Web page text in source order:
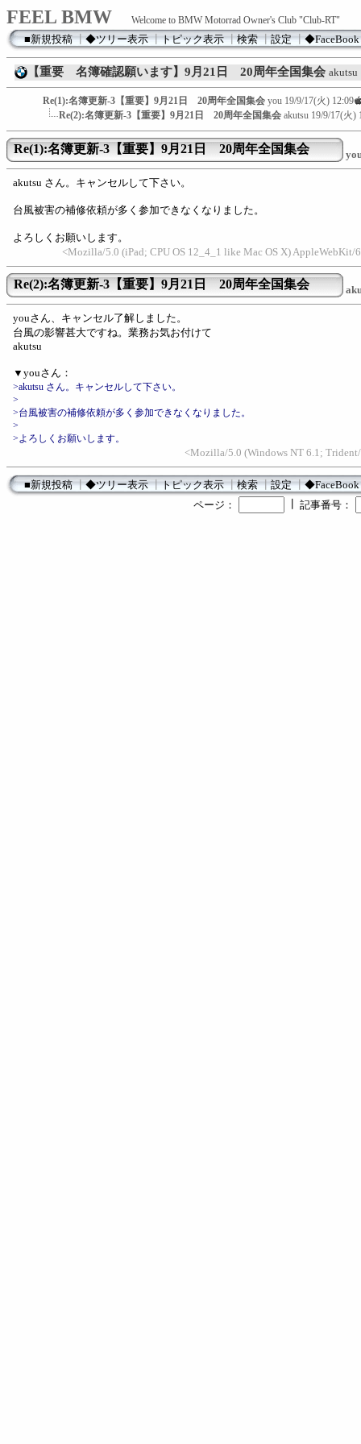
FEEL BMW Welcome to BMW Motorrad Owner's Club "Club-RT"
■新規投稿┃◆ツリー表示┃トピック表示┃検索┃設定┃◆FaceBook
【重要 名簿確認願います】9月21日 20周年全国集会 akutsu
Re(1):名簿更新-3【重要】9月21日 20周年全国集会 you 19/9/17(火) 12:09
Re(2):名簿更新-3【重要】9月21日 20周年全国集会 akutsu 19/9/17(火)
Re(1):名簿更新-3【重要】9月21日 20周年全国集会
akutsu さん。キャンセルして下さい。
台風被害の補修依頼が多く参加できなくなりました。
よろしくお願いします。
<Mozilla/5.0 (iPad; CPU OS 12_4_1 like Mac OS X)
Re(2):名簿更新-3【重要】9月21日 20周年全国集会
youさん、キャンセル了解しました。
台風の影響甚大ですね。業務お気お付けて
akutsu
▼youさん：
>akutsu さん。キャンセルして下さい。
>
>台風被害の補修依頼が多く参加できなくなりました。
>
>よろしくお願いします。
<Mozilla/5.0 (Windows NT 6.1;
■新規投稿┃◆ツリー表示┃トピック表示┃検索┃設定┃◆FaceBook
ページ：
記事番号：